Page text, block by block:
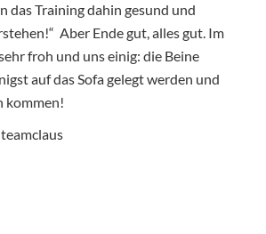
das Training dahin gesund und
Aber Ende gut, alles gut. Im
froh und uns einig: die Beine
auf das Sofa gelegt werden und
kommen!